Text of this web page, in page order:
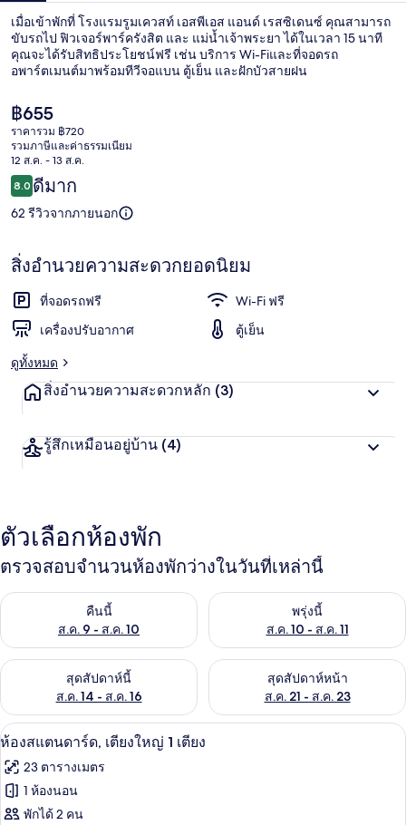
พี
เอส
เรส
ซิ
เดน
เมื่อเข้าพักที่ โรงแรมรูมเควสท์ เอสพีเอส แอนด์ เรสซิเดนซ์ คุณสามารถ
ขับรถไป ฟิวเจอร์พาร์ครังสิต และ แม่น้ำเจ้าพระยา ได้ในเวลา 15 นาที
คุณจะได้รับสิทธิประโยชน์ฟรี เช่น บริการ Wi-Fiและที่จอดรถ
อพาร์ตเมนต์มาพร้อมทีวีจอแบน ตู้เย็น และฝักบัวสายฝน
ราคา
ปัจจุบัน
฿655
฿655
ราคารวม ฿720
รวมภาษีและค่าธรรมเนียม
12 ส.ค. - 13 ส.ค.
รีวิว
8.08.0 จาก 10
ดีมาก
62 รีวิวจากภายนอก
สิ่งอำนวยความสะดวกยอดนิยม
ที่จอดรถฟรี
Wi-Fi ฟรี
เครื่องปรับอากาศ
ตู้เย็น
ดูทั้งหมด
สิ่งอำนวยความสะดวกหลัก (3)
รู้สึกเหมือนอยู่บ้าน (4)
ตัวเลือกห้องพัก
ตรวจสอบจำนวนห้องพักว่างในวันที่เหล่านี้
คืนนี้
ส.ค. 9 - ส.ค. 10
ตรวจสอบจำนวนห้องพักว่างในคืนนี้ ส.ค. 9 - ส.ค. 10
พรุ่งนี้
ส.ค. 10 - ส.ค. 11
ตรวจสอบจำนวนห้องพักว่างใน
สุดสัปดาห์นี้
ส.ค. 14 - ส.ค. 16
ตรวจสอบจำนวนห้องพักว่างในสุดสัปดาห์นี้ ส.ค. 14 - ส.ค. 16
สุดสัปดาห์หน้า
ส.ค. 21 - ส.ค. 23
ตรวจสอบจำนวนห้องพักว่างใน
เปิด
ภาพถ่าย
ทั้งหมด
ของ
ห้องสแตนดาร์ด, เตียงใหญ่ 1 เตียง | โ
9
ห้องสแตนดาร์ด, เตียงใหญ่ 1 เตียง
23 ตารางเมตร
1 ห้องนอน
พักได้ 2 คน